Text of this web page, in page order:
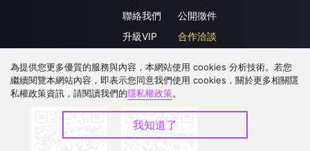
聯絡我們
升級VIP
公開徵件
合作洽談
下載 APP
為提供您更多優質的服務與內容，本網站使用 cookies 分析技術。若您
繼續閱覽本網站內容，即表示您同意我們使用 cookies，關於更多相關隱
私權政策資訊，請閱讀我們的隱私權政策。
我知道了